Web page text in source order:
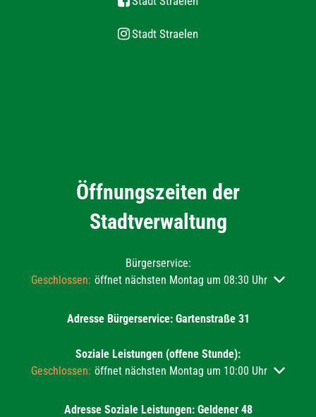
Stadt Straelen
Öffnungszeiten der
Stadtverwaltung
Bürgerservice:
Klicken, um weitere Öffnungs- oder Schließzeiten
Geschlossen: öffnet nächsten Montag um 08:30 Uhr
Adresse Bürgerservice: Gartenstraße 31
Soziale Leistungen (offene Stunde):
Klicken, um weitere Öffnungs- oder Schließzeiten
Geschlossen: öffnet nächsten Montag um 10:00 Uhr
Adresse Soziale Leistungen: Geldener 48